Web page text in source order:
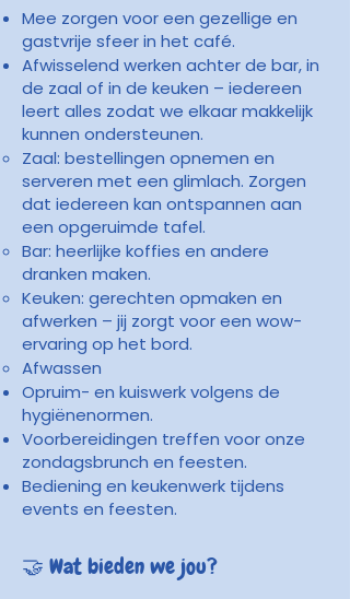
Mee zorgen voor een gezellige en
gastvrije sfeer in het café.
Afwisselend werken achter de bar, in
de zaal of in de keuken – iedereen
leert alles zodat we elkaar makkelijk
kunnen ondersteunen.
Zaal: bestellingen opnemen en
serveren met een glimlach. Zorgen
dat iedereen kan ontspannen aan
een opgeruimde tafel.
Bar: heerlijke koffies en andere
dranken maken.
Keuken: gerechten opmaken en
afwerken – jij zorgt voor een wow-
ervaring op het bord.
Afwassen
Opruim- en kuiswerk volgens de
hygiënenormen.
Voorbereidingen treffen voor onze
zondagsbrunch en feesten.
Bediening en keukenwerk tijdens
events en feesten.
🤝 Wat bieden we jou?